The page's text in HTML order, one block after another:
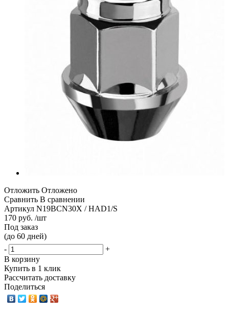
Отложить Отложено
Сравнить В сравнении
Артикул N19BCN30X / HAD1/S
170 руб. /шт
Под заказ
(до 60 дней)
-
+
В корзину
Купить в 1 клик
Рассчитать доставку
Поделиться